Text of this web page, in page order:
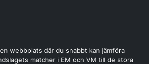
webbplats där du snabbt kan jämföra
matcher i EM och VM till de stora